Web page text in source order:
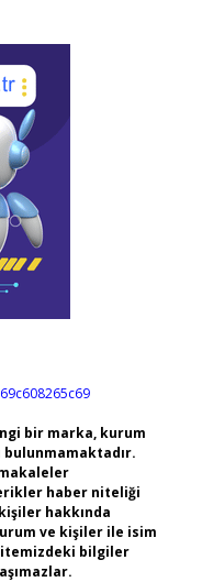
bir marka, kurum
bulunmamaktadır.
makaleler
haber niteliği
hakkında
ve kişiler ile isim
bilgiler